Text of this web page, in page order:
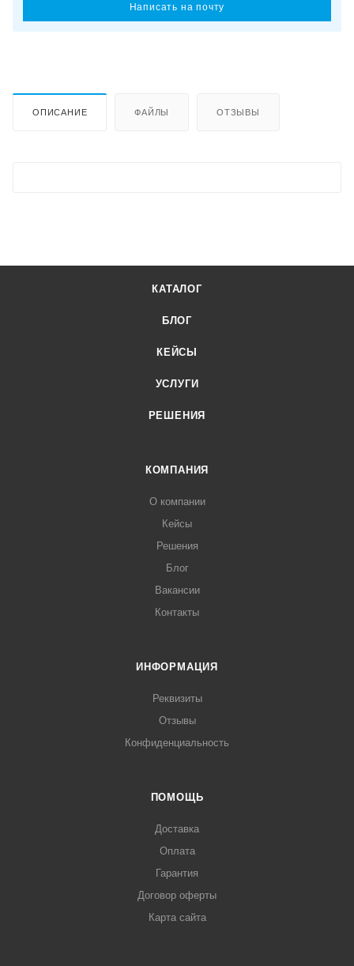
Написать на почту
ОПИСАНИЕ ФАЙЛЫ ОТЗЫВЫ
КАТАЛОГ
БЛОГ
КЕЙСЫ
УСЛУГИ
РЕШЕНИЯ
КОМПАНИЯ
О компании
Кейсы
Решения
Блог
Вакансии
Контакты
ИНФОРМАЦИЯ
Реквизиты
Отзывы
Конфиденциальность
ПОМОЩЬ
Доставка
Оплата
Гарантия
Договор оферты
Карта сайта